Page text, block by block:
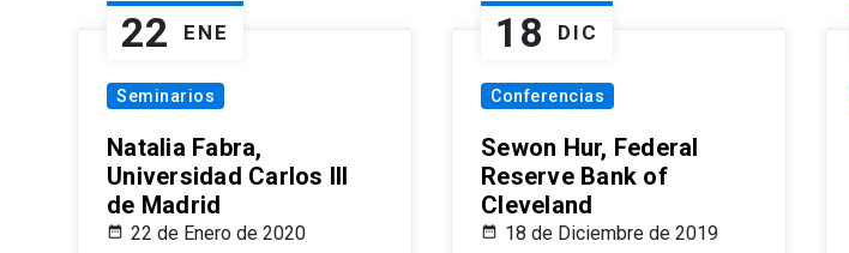
22 ENE
Seminarios
Natalia Fabra,
Universidad Carlos III
de Madrid
22 de Enero de 2020
18 DIC
Conferencias
Sewon Hur, Federal
Reserve Bank of
Cleveland
18 de Diciembre de 2019